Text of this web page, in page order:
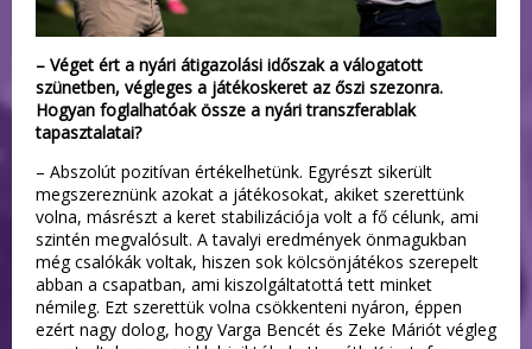
– Véget ért a nyári átigazolási időszak a válogatott
szünetben, végleges a játékoskeret az őszi szezonra.
Hogyan foglalhatóak össze a nyári transzferablak
tapasztalatai?
– Abszolút pozitívan értékelhetünk. Egyrészt sikerült
megszereznünk azokat a játékosokat, akiket szerettünk
volna, másrészt a keret stabilizációja volt a fő célunk, ami
szintén megvalósult. A tavalyi eredmények önmagukban
még csalókák voltak, hiszen sok kölcsönjátékos szerepelt
abban a csapatban, ami kiszolgáltatottá tett minket
némileg. Ezt szerettük volna csökkenteni nyáron, éppen
ezért nagy dolog, hogy Varga Bencét és Zeke Máriót végleg